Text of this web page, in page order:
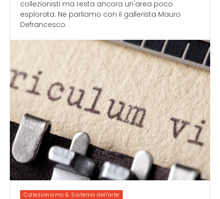
collezionisti ma resta ancora un'area poco
esplorata. Ne parliamo con il gallerista Mauro
Defrancesco.
Collezionismo & Sistema dell'arte